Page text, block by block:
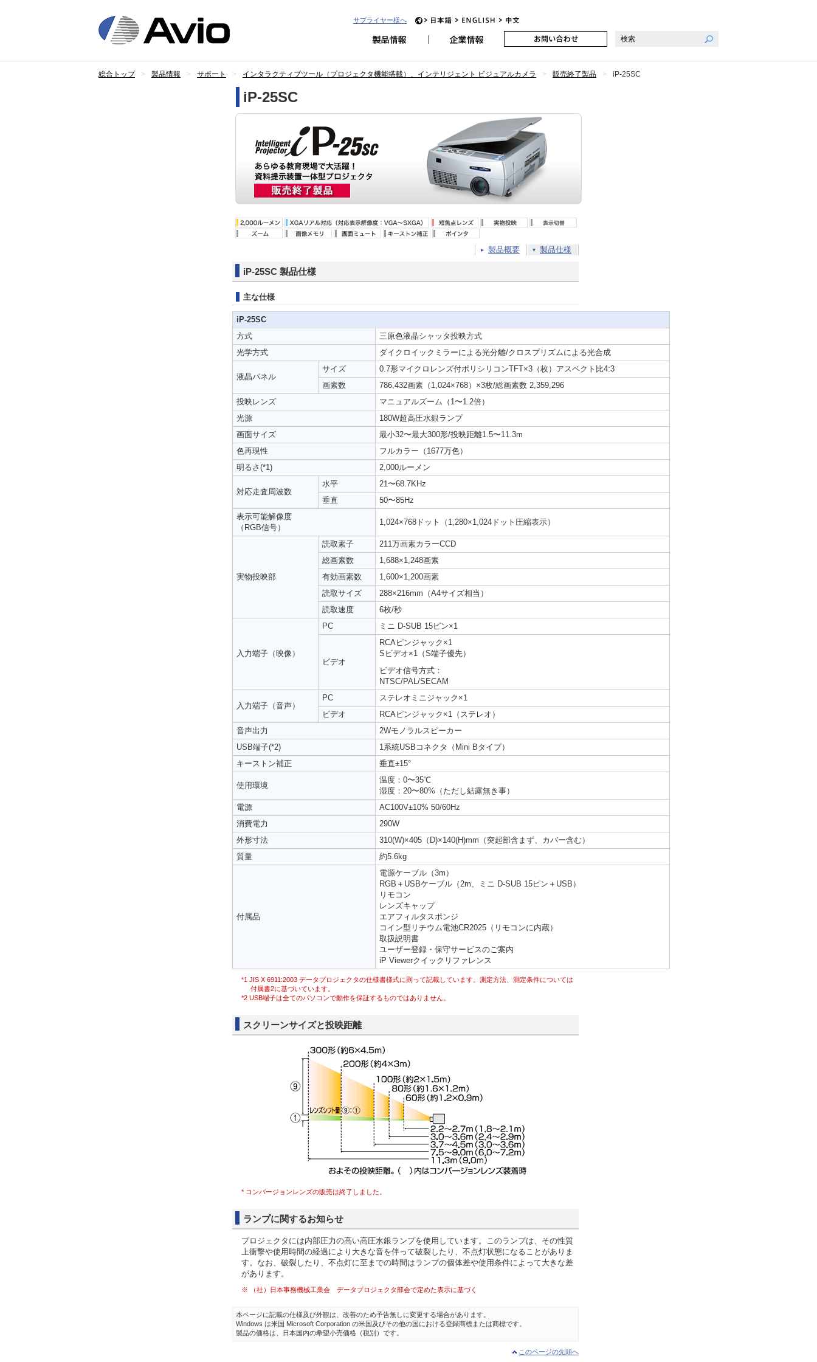
日本アビオニクスサプライヤー様へ JP EN
総合トップ 製品情報 サポート インタラクティブツール（プロジェクタ機能搭載）、インテリジェント ビジュアルカメラ 販売終了製品 iP-25SC
iP-25SC
製品概要 製品仕様
iP-25SC 製品仕様
主な仕様
iP-25SC
方式
三原色液晶シャッタ投映方式
光学方式
ダイクロイックミラーによる光分離/クロスプリズムによる光合成
液晶パネル
サイズ
0.7形マイクロレンズ付ポリシリコンTFT×3（枚）アスペクト比4:3
画素数
786,432画素（1,024×768）×3枚/総画素数 2,359,296
投映レンズ
マニュアルズーム（1〜1.2倍）
光源
180W超高圧水銀ランプ
画面サイズ
最小32〜最大300形/投映距離1.5〜11.3m
色再現性
フルカラー（1677万色）
明るさ(*1)
2,000ルーメン
対応走査周波数
水平
21〜68.7KHz
垂直
50〜85Hz
表示可能解像度
（RGB信号）
1,024×768ドット（1,280×1,024ドット圧縮表示）
実物投映部
読取素子
211万画素カラーCCD
総画素数
1,688×1,248画素
有効画素数
1,600×1,200画素
読取サイズ
288×216mm（A4サイズ相当）
読取速度
6枚/秒
入力端子（映像）
PC ミニ D-SUB 15ピン×1
ビデオ
RCAピンジャック×1
Sビデオ×1（S端子優先）
ビデオ信号方式：
NTSC/PAL/SECAM
入力端子（音声）
PC
ステレオミニジャック×1
ビデオ
RCAピンジャック×1（ステレオ）
音声出力
2Wモノラルスピーカー
USB端子(*2)
1系統USBコネクタ（Mini Bタイプ）
キーストン補正
垂直±15°
使用環境
温度：0〜35℃
湿度：20〜80%（ただし結露無き事）
電源
AC100V±10% 50/60Hz
消費電力
290W
外形寸法
310(W)×405（D)×140(H)mm（突起部含まず、カバー含む）
質量
約5.6kg
付属品
電源ケーブル（3m）
RGB＋USBケーブル（2m、ミニ D-SUB 15ピン＋USB）
リモコン
レンズキャップ
エアフィルタスポンジ
コイン型リチウム電池CR2025（リモコンに内蔵）
取扱説明書
ユーザー登録・保守サービスのご案内
iP Viewerクイックリファレンス
*1 JIS X 6911:2003 データプロジェクタの仕様書様式に則って記載しています。測定方法、測定条件については
付属書2に基づいています。
*2 USB端子は全てのパソコンで動作を保証するものではありません。
スクリーンサイズと投映距離
* コンバージョンレンズの販売は終了しました。
ランプに関するお知らせ
プロジェクタには内部圧力の高い高圧水銀ランプを使用しています。このランプは、その性質
上衝撃や使用時間の経過により大きな音を伴って破裂したり、不点灯状態になることがありま
す。なお、破裂したり、不点灯に至までの時間はランプの個体差や使用条件によって大きな差
があります。
※ （社）日本事務機械工業会 データプロジェクタ部会で定めた表示に基づく
本ページに記載の仕様及び外観は、改善のため予告無しに変更する場合があります。
Windows は米国 Microsoft Corporation の米国及びその他の国における登録商標または商標です。
製品の価格は、日本国内の希望小売価格（税別）です。
このページの先頭へ